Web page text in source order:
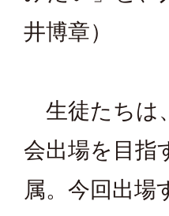
井博章）
生徒たちは
会出場を目指
属。今回出場